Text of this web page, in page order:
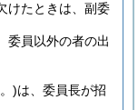
けたときは、副委
委員以外の者の出
)は、委員長が招